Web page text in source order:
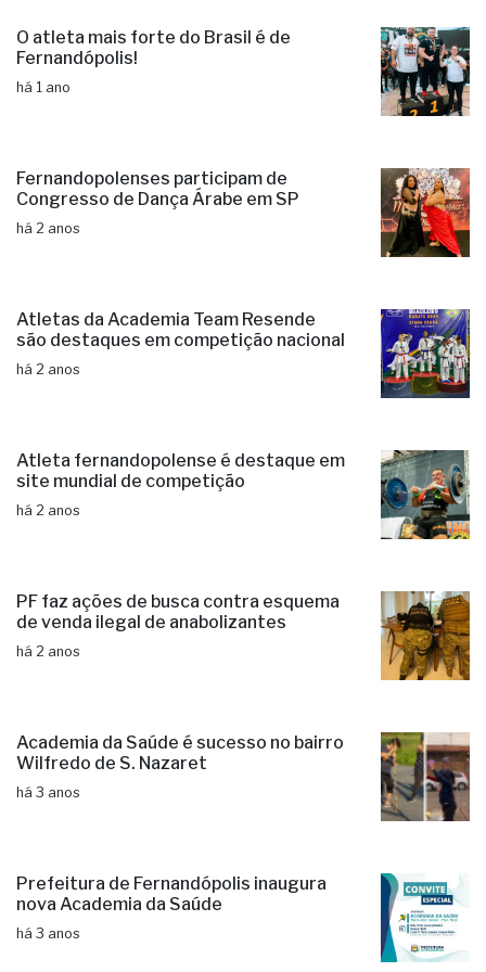
O atleta mais forte do Brasil é de
Fernandópolis!
há 1 ano
Fernandopolenses participam de
Congresso de Dança Árabe em SP
há 2 anos
Atletas da Academia Team Resende
são destaques em competição nacional
há 2 anos
Atleta fernandopolense é destaque em
site mundial de competição
há 2 anos
PF faz ações de busca contra esquema
de venda ilegal de anabolizantes
há 2 anos
Academia da Saúde é sucesso no bairro
Wilfredo de S. Nazaret
há 3 anos
Prefeitura de Fernandópolis inaugura
nova Academia da Saúde
há 3 anos